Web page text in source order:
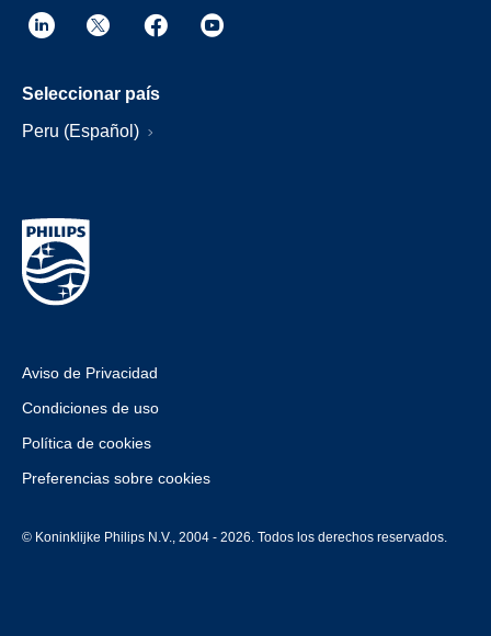
Seleccionar país
Peru (Español)
Aviso de Privacidad
Condiciones de uso
Política de cookies
Preferencias sobre cookies
© Koninklijke Philips N.V., 2004 - 2026. Todos los derechos reservados.